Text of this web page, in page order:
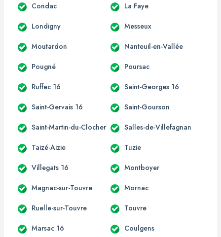
Condac La Faye
Londigny Messeux
Moutardon Nanteuil-en-Vallée
Pougné Poursac
Ruffec 16 Saint-Georges 16
Saint-Gervais 16 Saint-Gourson
Saint-Martin-du-Clocher Salles-de-Villefagnan
Taizé-Aizie Tuzie
Villegats 16 Montboyer
Magnac-sur-Touvre Mornac
Ruelle-sur-Touvre Touvre
Marsac 16 Coulgens